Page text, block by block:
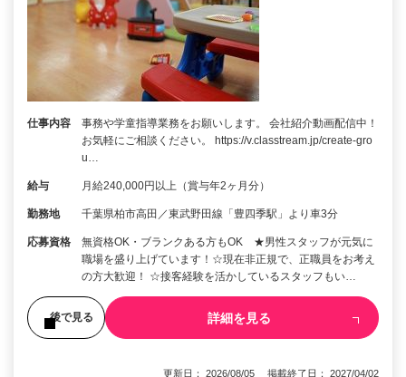
仕事内容
事務や学童指導業務をお願いします。 会社紹介動画配信中！
お気軽にご相談ください。 https://v.classtream.jp/create-gro
u…
給与 月給240,000円以上（賞与年2ヶ月分）
勤務地 千葉県柏市高田／東武野田線「豊四季駅」より車3分
応募資格
無資格OK・ブランクある方もOK ★男性スタッフが元気に
職場を盛り上げています！☆現在非正規で、正職員をお考え
の方大歓迎！ ☆接客経験を活かしているスタッフもい…
後で見る 詳細を見る
更新日： 2026/08/05 掲載終了日： 2027/04/02